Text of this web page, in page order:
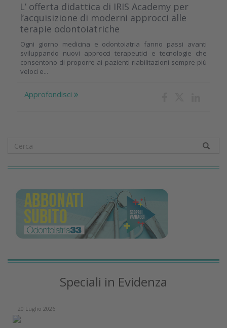
L’ offerta didattica di IRIS Academy per
l’acquisizione di moderni approcci alle
terapie odontoiatriche
Ogni giorno medicina e odontoiatria fanno passi avanti
sviluppando nuovi approcci terapeutici e tecnologie che
consentono di proporre ai pazienti riabilitazioni sempre più
veloci e...
Approfondisci
Speciali in Evidenza
20 Luglio 2026